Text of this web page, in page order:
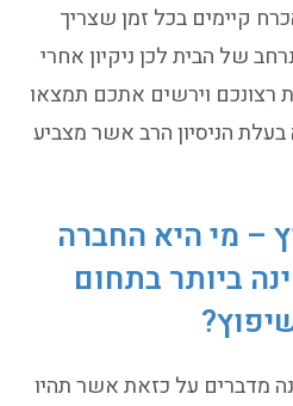
קיימים בכל זמן שצריך
של הבית לכן ניקיון אחרי
רצונכם וירשים אתכם תמצאו
הניסיון הרב אשר מצביע
– מי היא החברה
ביותר בתחום
מדברים על כזאת אשר תהיו